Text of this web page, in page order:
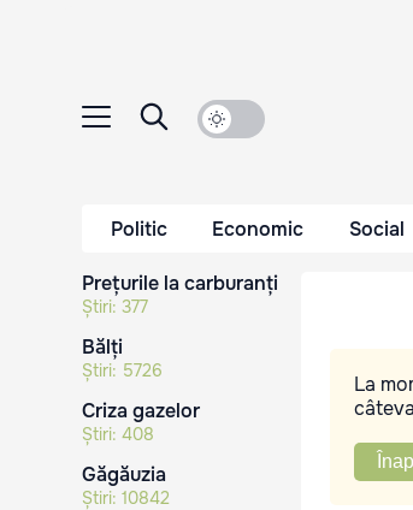
Politic Economic Social
Prețurile la carburanți
Știri: 377
Bălți
Știri: 5726
Criza gazelor
Știri: 408
Găgăuzia
Știri: 10842
La